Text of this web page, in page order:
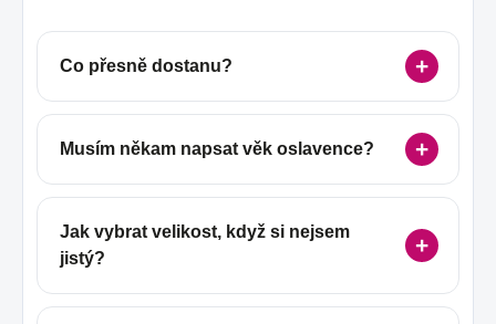
Co přesně dostanu?
Musím někam napsat věk oslavence?
Jak vybrat velikost, když si nejsem
jistý?